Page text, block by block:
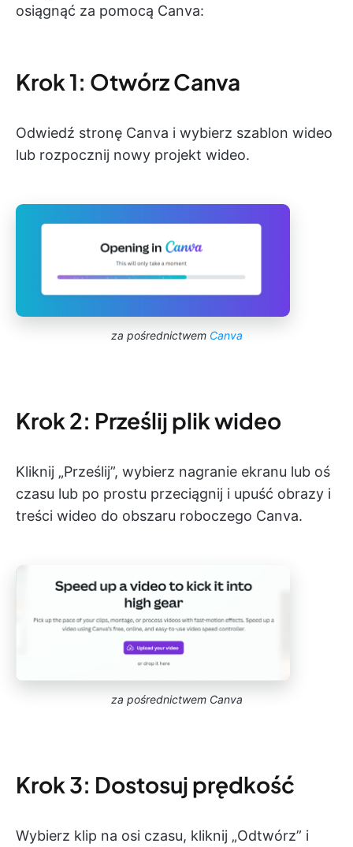
osiągnąć za pomocą Canva:
Krok 1: Otwórz Canva
Odwiedź stronę Canva i wybierz szablon wideo
lub rozpocznij nowy projekt wideo.
za pośrednictwem Canva
Krok 2: Prześlij plik wideo
Kliknij „Prześlij”, wybierz nagranie ekranu lub oś
czasu lub po prostu przeciągnij i upuść obrazy i
treści wideo do obszaru roboczego Canva.
za pośrednictwem Canva
Krok 3: Dostosuj prędkość
Wybierz klip na osi czasu, kliknij „Odtwórz” i